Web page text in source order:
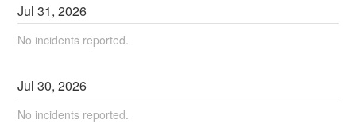
Jul31,2026
No incidents reported.
Jul30,2026
No incidents reported.